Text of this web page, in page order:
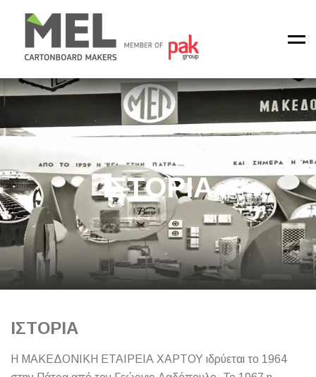
ΙΣΤΟΡΙΑ
ΙΣΤΟΡΙΑ
Η ΜΑΚΕΔΟΝΙΚΗ ΕΤΑΙΡΕΙΑ ΧΑΡΤΟΥ ιδρύεται το 1964